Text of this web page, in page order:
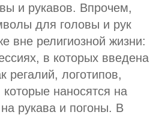
и рукавов. Впрочем,
для головы и рук
вне религиозной жизни:
в которых введена
регалий, логотипов,
которые наносятся на
рукава и погоны. В